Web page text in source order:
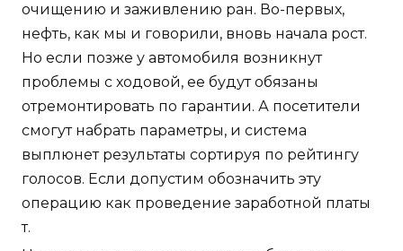
очищению и заживлению ран. Во-первых,
нефть, как мы и говорили, вновь начала рост.
Но если позже у автомобиля возникнут
проблемы с ходовой, ее будут обязаны
отремонтировать по гарантии. А посетители
смогут набрать параметры, и система
выплюнет результаты сортируя по рейтингу
голосов. Если допустим обозначить эту
операцию как проведение заработной платы
т.